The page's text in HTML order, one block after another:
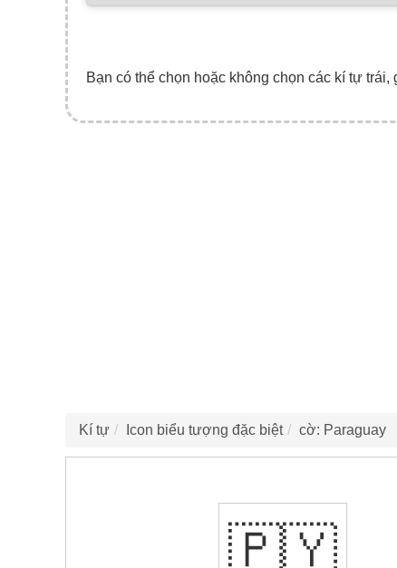
Bạn có thể chọn hoặc không chọn các kí tự
Kí tự Icon biểu tượng đặc biệt cờ: Paraguay
🇵🇾